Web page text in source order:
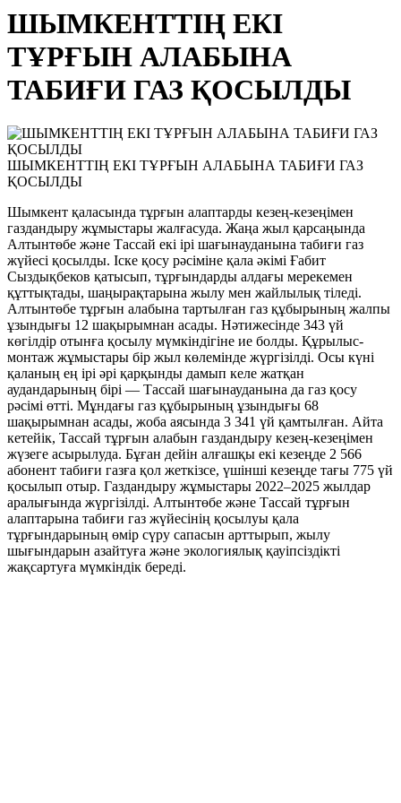
ШЫМКЕНТТІҢ ЕКІ
ТҰРҒЫН АЛАБЫНА
ТАБИҒИ ГАЗ ҚОСЫЛДЫ
ШЫМКЕНТТІҢ ЕКІ ТҰРҒЫН АЛАБЫНА ТАБИҒИ ГАЗ
ҚОСЫЛДЫ
Шымкент қаласында тұрғын алаптарды кезең-кезеңімен
газдандыру жұмыстары жалғасуда. Жаңа жыл қарсаңында
Алтынтөбе және Тассай екі ірі шағынауданына табиғи газ
жүйесі қосылды. Іске қосу рәсіміне қала әкімі Ғабит
Сыздықбеков қатысып, тұрғындарды алдағы мерекемен
құттықтады, шаңырақтарына жылу мен жайлылық тіледі.
Алтынтөбе тұрғын алабына тартылған газ құбырының жалпы
ұзындығы 12 шақырымнан асады. Нәтижесінде 343 үй
көгілдір отынға қосылу мүмкіндігіне ие болды. Құрылыс-
монтаж жұмыстары бір жыл көлемінде жүргізілді. Осы күні
қаланың ең ірі әрі қарқынды дамып келе жатқан
аудандарының бірі — Тассай шағынауданына да газ қосу
рәсімі өтті. Мұндағы газ құбырының ұзындығы 68
шақырымнан асады, жоба аясында 3 341 үй қамтылған. Айта
кетейік, Тассай тұрғын алабын газдандыру кезең-кезеңімен
жүзеге асырылуда. Бұған дейін алғашқы екі кезеңде 2 566
абонент табиғи газға қол жеткізсе, үшінші кезеңде тағы 775 үй
қосылып отыр. Газдандыру жұмыстары 2022–2025 жылдар
аралығында жүргізілді. Алтынтөбе және Тассай тұрғын
алаптарына табиғи газ жүйесінің қосылуы қала
тұрғындарының өмір сүру сапасын арттырып, жылу
шығындарын азайтуға және экологиялық қауіпсіздікті
жақсартуға мүмкіндік береді.